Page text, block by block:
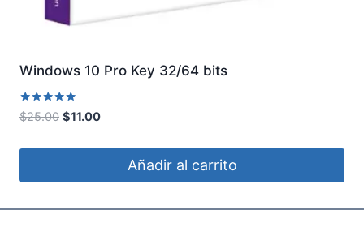
Windows 10 Pro Key 32/64 bits
Valorado
con
de 5
$25.00 El
original
$11.00El
actual
Añadir al carrito